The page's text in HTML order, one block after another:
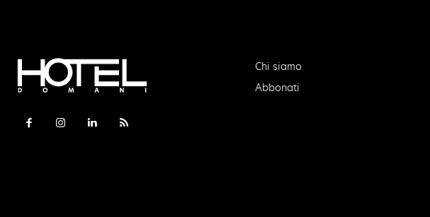
Chi siamo
Abbonati